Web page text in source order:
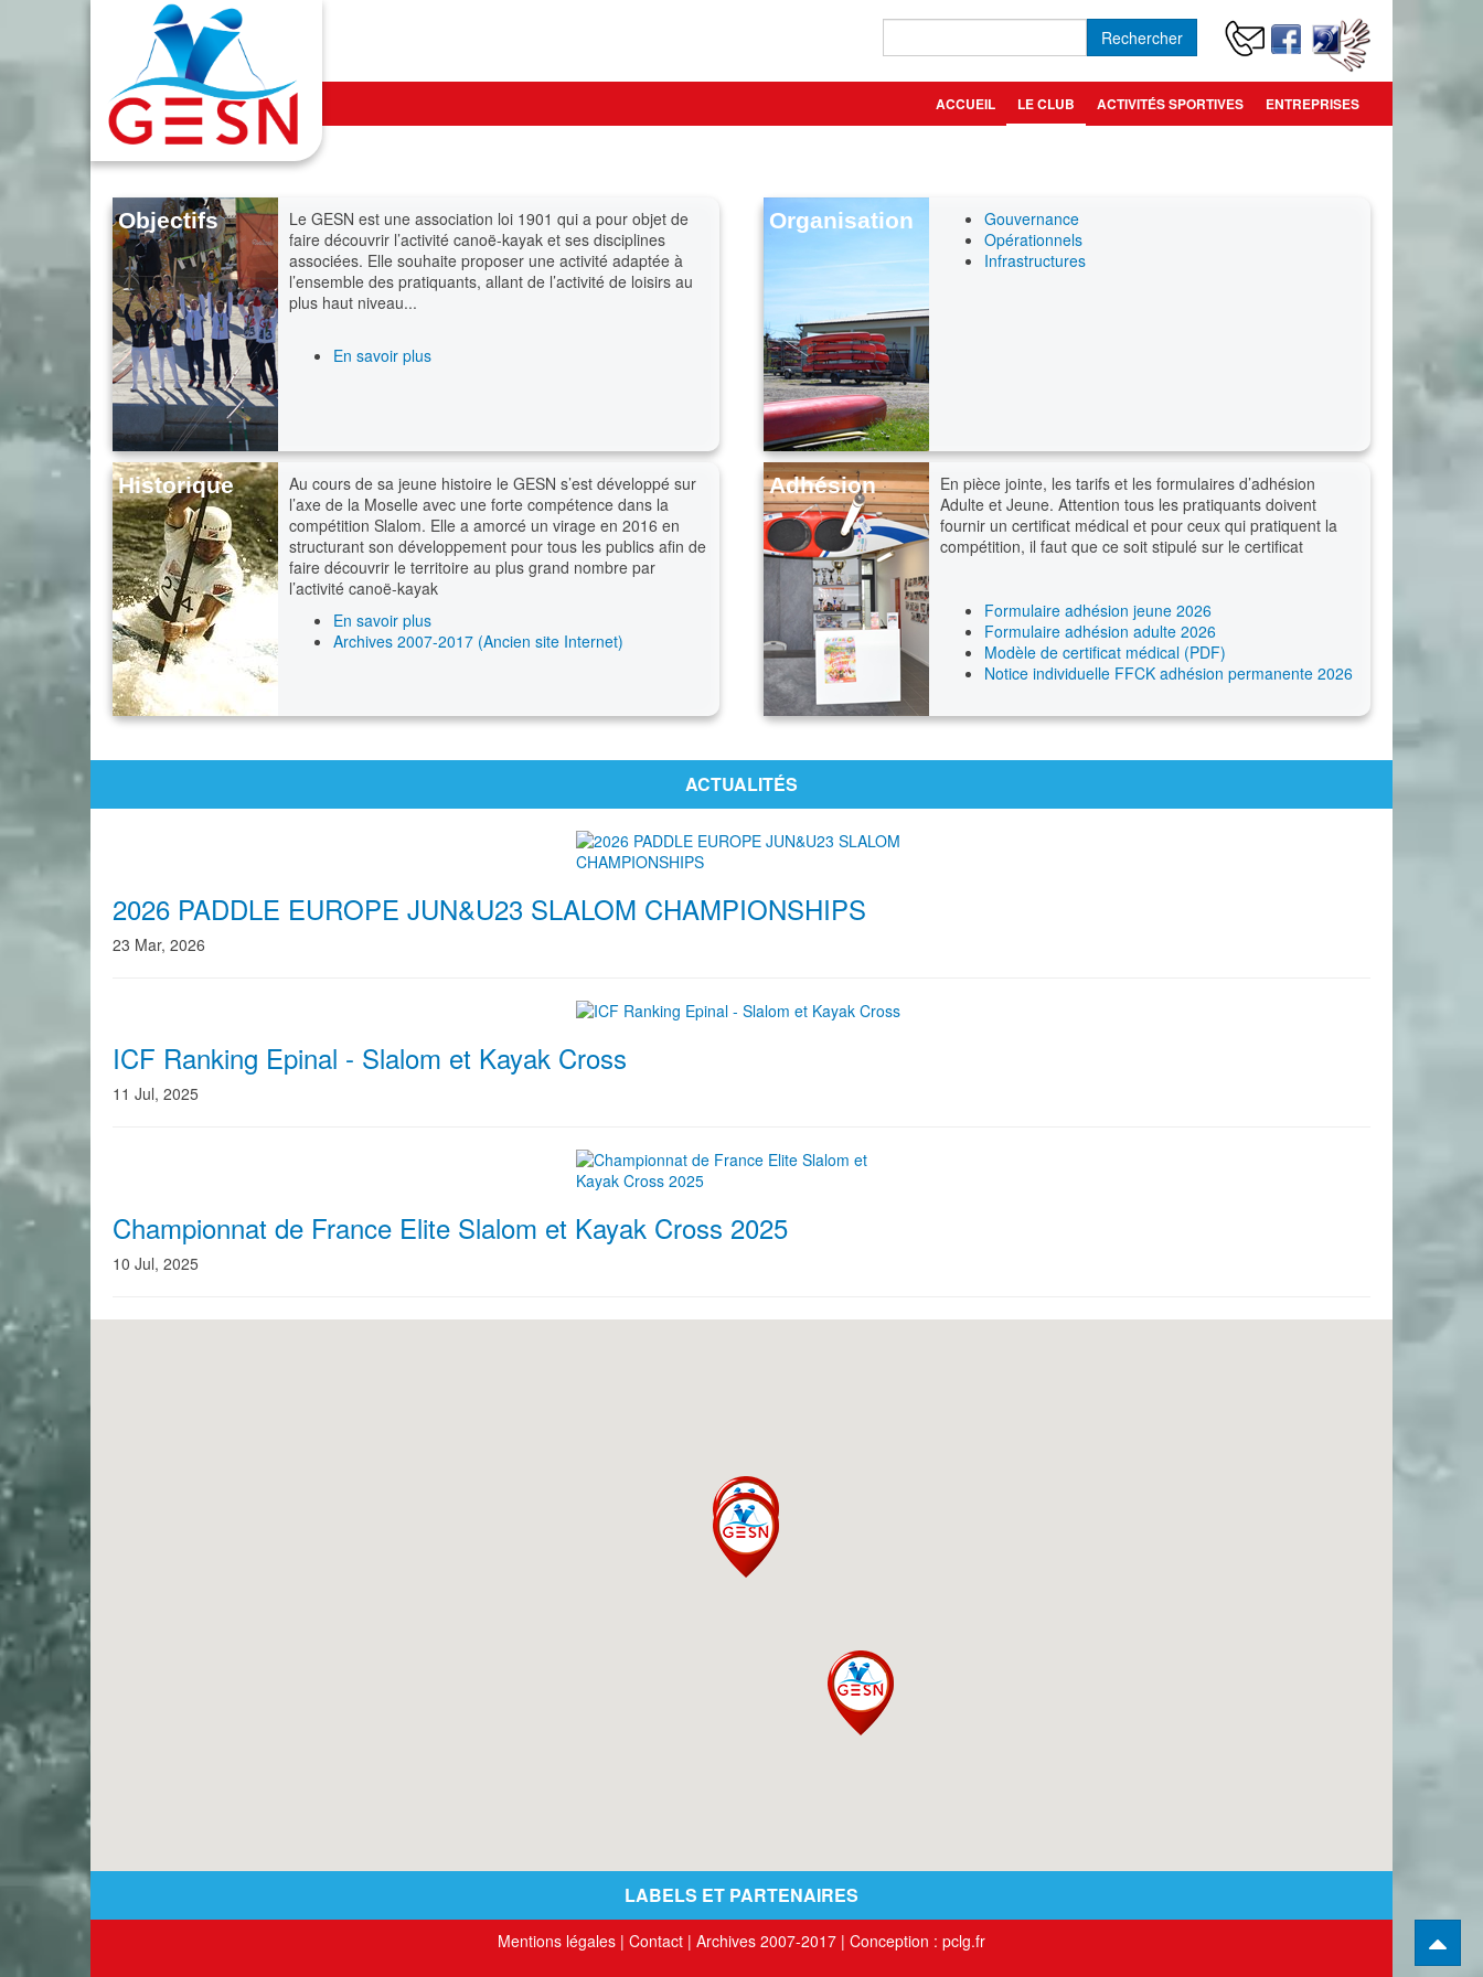
Rechercher
ACCUEIL LE CLUB ACTIVITÉS SPORTIVES ENTREPRISES
Objectifs
Le GESN est une association loi 1901 qui a pour objet de
faire découvrir l’activité canoë-kayak et ses disciplines
associées. Elle souhaite proposer une activité adaptée à
l’ensemble des pratiquants, allant de l’activité de loisirs au
plus haut niveau...
En savoir plus
Organisation
Gouvernance
Opérationnels
Infrastructures
Historique
Au cours de sa jeune histoire le GESN s’est développé sur
l’axe de la Moselle avec une forte compétence dans la
compétition Slalom. Elle a amorcé un virage en 2016 en
structurant son développement pour tous les publics afin de
faire découvrir le territoire au plus grand nombre par
l’activité canoë-kayak
En savoir plus
Archives 2007-2017 (Ancien site Internet)
Adhésion
En pièce jointe, les tarifs et les formulaires d’adhésion
Adulte et Jeune. Attention tous les pratiquants doivent
fournir un certificat médical et pour ceux qui pratiquent la
compétition, il faut que ce soit stipulé sur le certificat
Formulaire adhésion jeune 2026
Formulaire adhésion adulte 2026
Modèle de certificat médical (PDF)
Notice individuelle FFCK adhésion permanente 2026
ACTUALITÉS
2026 PADDLE EUROPE JUN&U23 SLALOM CHAMPIONSHIPS
23 Mar, 2026
ICF Ranking Epinal - Slalom et Kayak Cross
11 Jul, 2025
Championnat de France Elite Slalom et Kayak Cross 2025
10 Jul, 2025
LABELS ET PARTENAIRES
Mentions légales | Contact | Archives 2007-2017 | Conception : pclg.fr